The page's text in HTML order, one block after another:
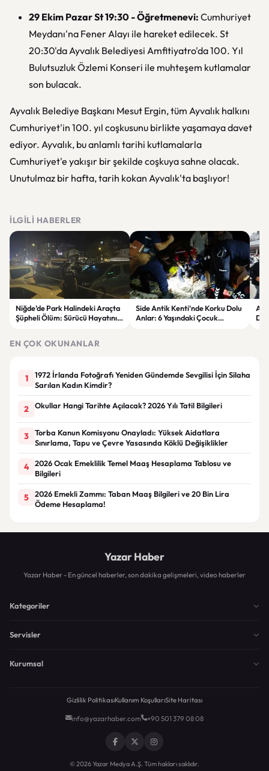
29 Ekim Pazar St 19:30 - Öğretmenevi: Cumhuriyet
Meydanı'na Fener Alayı ile hareket edilecek. St
20:30'da Ayvalık Belediyesi Amfitiyatro'da 100. Yıl
Bulutsuzluk Özlemi Konseri ile muhteşem kutlamalar
son bulacak.
Ayvalık Belediye Başkanı Mesut Ergin, tüm Ayvalık halkını
Cumhuriyet'in 100. yıl coşkusunu birlikte yaşamaya davet
ediyor. Ayvalık, bu anlamlı tarihi kutlamalarla
Cumhuriyet'e yakışır bir şekilde coşkuya sahne olacak.
Unutulmaz bir hafta, tarih kokan Ayvalık'ta başlıyor!
İLGILI HABERLER
Niğde’de Park Halindeki Araçta
Şüpheli Ölüm: Sürücü Hayatını
Side Antik Kenti’nde Korku Dolu
Anlar: 6 Yaşındaki Çocuk
EN ÇOK OKUNANLAR
1
1972 İrlanda Fotoğrafı Yeniden Gündemde Sevgilisi İçin Silaha
Sarılan Kadın Kimdir?
2 Okullar Hangi Tarihte Açılacak? 2026 Yılı Tatil Bilgileri
3
Torba Kanun Komisyonu Onayladı: Yüksek Aidatlara
Sınırlama, Tapu ve Çevre Yasasında Köklü Değişiklikler
4
2026 Ocak Emeklilik Temel Maaş Hesaplama Tablosu ve
Bilgileri
5
2026 Emekli Zammı: Taban Maaş Bilgileri ve 20 Bin Lira
Ödeme Hesaplama!
Yazar Haber
Yazar Haber - En güncel haberler, son dakika gelişmeleri, video haberler
Kategoriler
Servisler
Kurumsal
Gizlilik PolitikasıKullanım KoşullarıSite Haritası
info@yazarhaber.com +90 501 379 08 08
© 2026 Yazar Medya A.Ş. Tüm hakları saklıdır.